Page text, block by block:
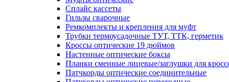
Сплайс кассеты
Гильзы сварочные
Ремкомплекты и крепления для муфт
Трубки термоусадочные ТУТ, ТТК, герметик
Кроссы оптические 19 дюймов
Настенные оптические боксы
Планки сменные лицевые/заглушки для
Патчкорды оптические соединительные